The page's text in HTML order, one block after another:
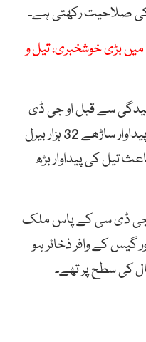
کی صلاحیت رکھتی ہے۔
بڑی خوشخبری، تیل و
سے قبل او جی ڈی
سی ایل کی ملک بھر سے تیل کی پیداوار ساڑھے 32 ہزار بیرل
تیل کی پیداوار بڑھ
اوجی ڈی سی کے پاس ملک
اور گیس کے وافر ذخائر ہو